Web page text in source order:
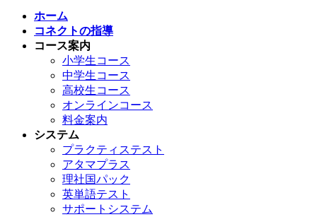
ホーム
コネクトの指導
コース案内
小学生コース
中学生コース
高校生コース
オンラインコース
料金案内
システム
プラクティステスト
アタマプラス
理社国パック
英単語テスト
サポートシステム